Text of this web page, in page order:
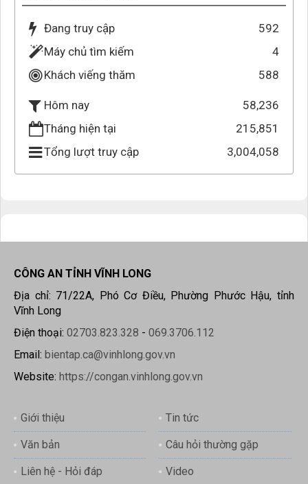
Đang truy cập
592
Máy chủ tìm kiếm
4
Khách viếng thăm
588
Hôm nay
58,236
Tháng hiện tại
215,851
Tổng lượt truy cập
3,004,058
CÔNG AN TỈNH VĨNH LONG
Địa chỉ: 71/22A, Phó Cơ Điều, Phường Phước Hậu, tỉnh
Vĩnh Long
Điện thoại: 02703.823.328 - 069.3706.112
Email: bientap.ca@vinhlong.gov.vn
Website: https://congan.vinhlong.gov.vn
Giới thiệu Tin tức
Văn bản Câu hỏi thường gặp
Liên hệ - Hỏi đáp Video